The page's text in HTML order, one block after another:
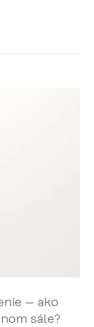
– ako
sále?